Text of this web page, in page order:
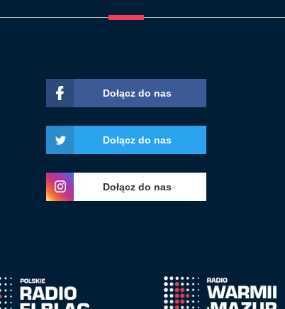
Dołącz do nas
Dołącz do nas
Dołącz do nas